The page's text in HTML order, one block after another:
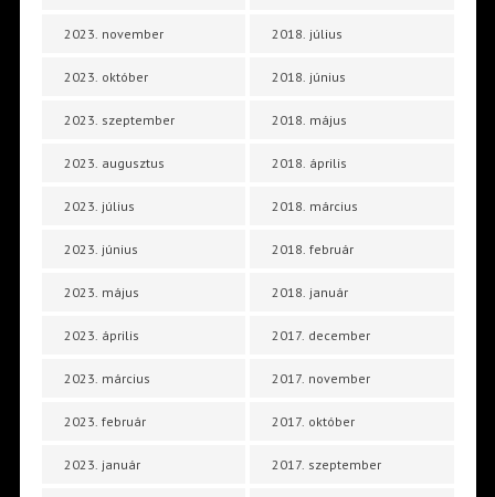
2023. november
2023. október
2023. szeptember
2023. augusztus
2023. július
2023. június
2023. május
2023. április
2023. március
2023. február
2023. január
2018. július
2018. június
2018. május
2018. április
2018. március
2018. február
2018. január
2017. december
2017. november
2017. október
2017. szeptember